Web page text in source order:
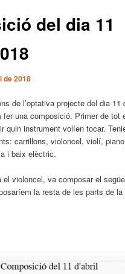
del dia 11
de 2018
de l’optativa projecte del dia 11
fer una composició. Primer de tot
quin instrument volíen tocar.
carrillons, violoncel, violí,
i baix elèctric.
el violoncel, va composar el
la resta de les parts de la